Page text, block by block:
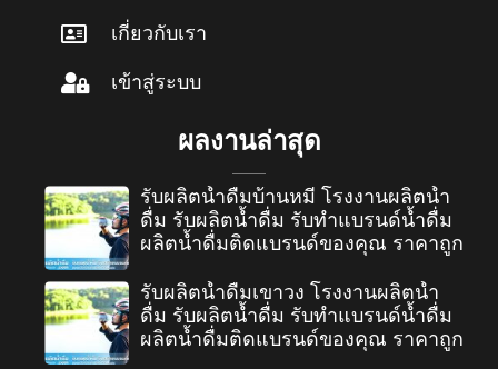
เกี่ยวกับเรา
เข้าสู่ระบบ
ผลงานล่าสุด
รับผลิตน้ำดื่มบ้านหมี่ โรงงานผลิตน้ำ
ดื่ม รับผลิตน้ำดื่ม รับทำแบรนด์น้ำดื่ม
ผลิตน้ำดื่มติดแบรนด์ของคุณ ราคาถูก
รับผลิตน้ำดื่มเขาวง โรงงานผลิตน้ำ
ดื่ม รับผลิตน้ำดื่ม รับทำแบรนด์น้ำดื่ม
ผลิตน้ำดื่มติดแบรนด์ของคุณ ราคาถูก